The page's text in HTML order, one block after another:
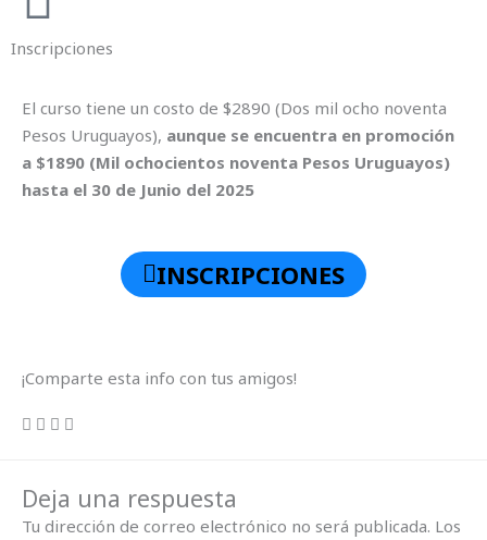
Inscripciones
El curso tiene un costo de $2890 (Dos mil ocho noventa
Pesos Uruguayos), aunque se encuentra en promoción
a $1890 (Mil ochocientos noventa Pesos Uruguayos)
hasta el 30 de Junio del 2025
INSCRIPCIONES
¡Comparte esta info con tus amigos!
Deja una respuesta
Tu dirección de correo electrónico no será publicada. Los